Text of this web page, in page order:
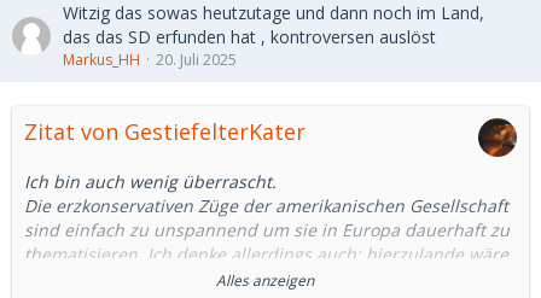
Witzig das sowas heutzutage und dann noch im Land,
das das SD erfunden hat , kontroversen auslöst
Markus_HH 20. Juli 2025
Zitat von GestiefelterKater
Ich bin auch wenig überrascht.
Die erzkonservativen Züge der amerikanischen Gesellschaft
sind einfach zu unspannend um sie in Europa dauerhaft zu
thematisieren. Ich denke allerdings auch: hierzulande wäre
der Aufschrei noch größer.Alles anzeigen